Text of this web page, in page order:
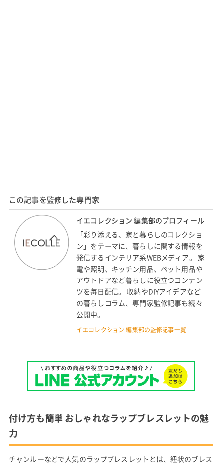
この記事を監修した専門家
イエコレクション 編集部のプロフィール
「彩り添える、家と暮らしのコレクショ
ン」をテーマに、暮らしに関する情報を
発信するインテリア系WEBメディア。 家
電や照明、キッチン用品、ペット用品や
アウトドアなど暮らしに役立つコンテン
ツを毎日配信。 収納やDIYアイデアなど
の暮らしコラム、専門家監修記事も続々
公開中。
イエコレクション 編集部の監修記事一覧
付け方も簡単 おしゃれなラップブレスレットの魅
力
チャンルーなどで人気のラップブレスレットとは、紐状のブレス